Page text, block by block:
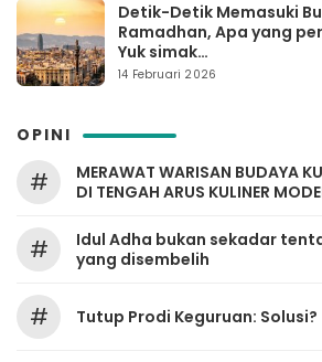
Detik-Detik Memasuki
Ramadhan, Apa yang
Yuk simak…
14 Februari 2026
OPINI
#
MERAWAT WARISAN BUDAYA
DI TENGAH ARUS KULINER
#
Idul Adha bukan sekadar
yang disembelih
# Tutup Prodi Keguruan: Solusi?